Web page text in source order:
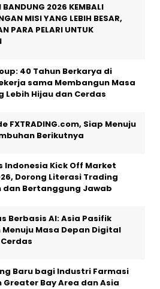
BANDUNG 2026 KEMBALI
MISI YANG LEBIH BESAR,
PARA PELARI UNTUK
40 Tahun Berkarya di
sama Membangun Masa
Lebih Hijau dan Cerdas
FXTRADING.com, Siap Menuju
Berikutnya
Indonesia Kick Off Market
Dorong Literasi Trading
dan Bertanggung Jawab
Berbasis AI: Asia Pasifik
Menuju Masa Depan Digital
Baru bagi Industri Farmasi
Greater Bay Area dan Asia